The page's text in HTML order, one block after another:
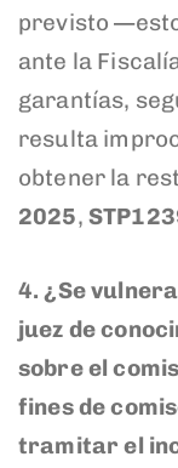
previsto
ante la
garantías,
resulta
obtener la
2025,
4. ¿Se
juez de
sobre el
fines de
tramitar el